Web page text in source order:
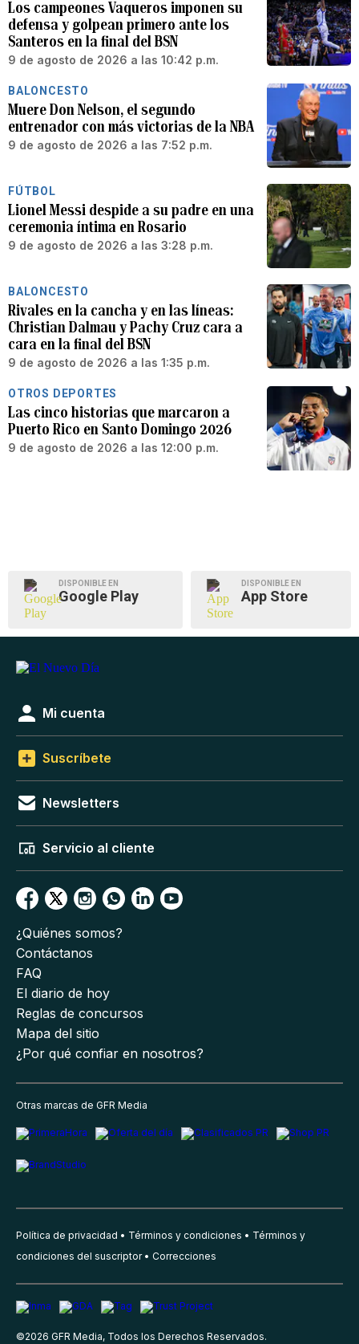
Los campeones Vaqueros imponen su
defensa y golpean primero ante los
Santeros en la final del BSN
9 de agosto de 2026 a las 10:42 p.m.
BALONCESTO
Muere Don Nelson, el segundo
entrenador con más victorias de la NBA
9 de agosto de 2026 a las 7:52 p.m.
FÚTBOL
Lionel Messi despide a su padre en una
ceremonia íntima en Rosario
9 de agosto de 2026 a las 3:28 p.m.
BALONCESTO
Rivales en la cancha y en las líneas:
Christian Dalmau y Pachy Cruz cara a
cara en la final del BSN
9 de agosto de 2026 a las 1:35 p.m.
OTROS DEPORTES
Las cinco historias que marcaron a
Puerto Rico en Santo Domingo 2026
9 de agosto de 2026 a las 12:00 p.m.
DISPONIBLE EN
Google Play
DISPONIBLE EN
App Store
Mi cuenta
Suscríbete
Newsletters
Servicio al cliente
¿Quiénes somos?
Contáctanos
FAQ
El diario de hoy
Reglas de concursos
Mapa del sitio
¿Por qué confiar en nosotros?
Otras marcas de GFR Media
Política de privacidad Términos y condiciones
Términos y
condiciones del suscriptor
Correcciones
©2026 GFR Media, Todos los Derechos Reservados.